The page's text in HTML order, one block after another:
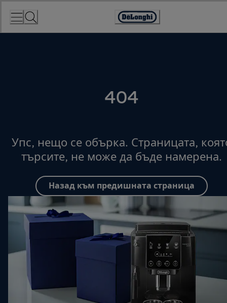
Accessibility
Statement
404
Упс, нещо се обърка. Страницата,
търсите, не може да бъде намерена.
Назад към предишната страница